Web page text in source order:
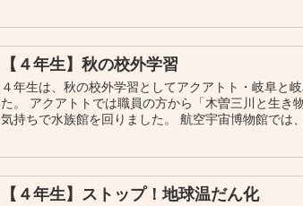
【４年生】秋の校外学習
４年生は、秋の校外学習としてアクアトト・岐阜と
た。 アクアトトでは職員の方から「木曽三川と生き
気持ちで水族館を回りました。 航空宇宙博物館では
【４年生】ストップ！地球温だん化